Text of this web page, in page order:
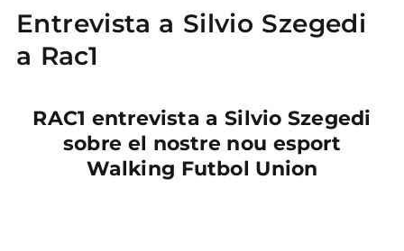
Entrevista a Silvio Szegedi
a Rac1
RAC1 entrevista a Silvio Szegedi
sobre el nostre nou esport
Walking Futbol Union